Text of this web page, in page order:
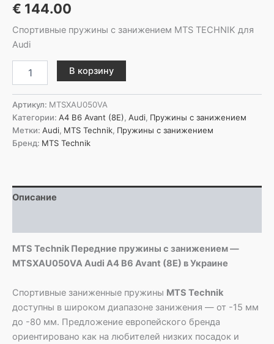
€ 144.00
Спортивные пружины с занижением MTS TECHNIK для
Audi
товара
Technik
Передние
пружины
с
занижением
Audi
A4
В корзину
Артикул: MTSXAU050VA
Категории: A4 B6 Avant (8E), Audi, Пружины с занижением
Метки: Audi, MTS Technik, Пружины с занижением
Бренд: MTS Technik
Описание
MTS Technik Передние пружины с занижением —
MTSXAU050VA Audi A4 B6 Avant (8E) в Украине
Спортивные заниженные пружины MTS Technik
доступны в широком диапазоне занижения — от -15 мм
до -80 мм. Предложение европейского бренда
ориентировано как на любителей низких посадок и